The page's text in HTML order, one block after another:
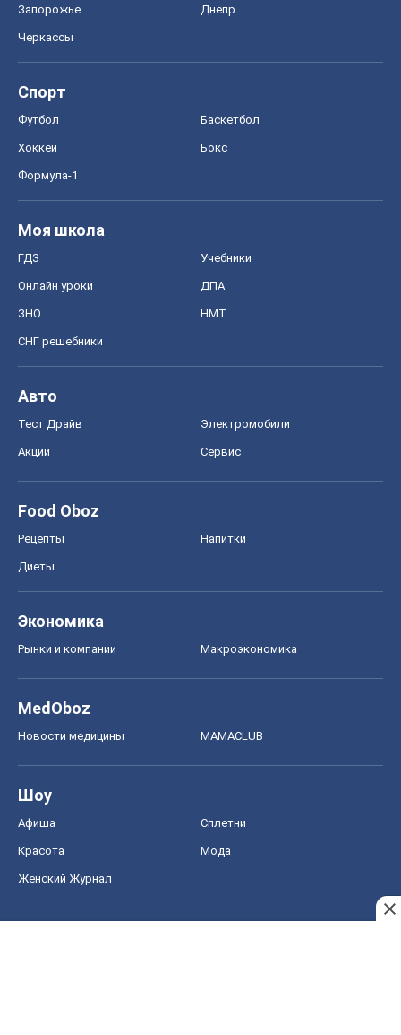
Запорожье Днепр
Черкассы
Спорт
Футбол Баскетбол
Хоккей Бокс
Формула-1
Моя школа
ГДЗ Учебники
Онлайн уроки ДПА
ЗНО НМТ
СНГ решебники
Авто
Тест Драйв Электромобили
Акции Сервис
Food Oboz
Рецепты Напитки
Диеты
Экономика
Рынки и компании Mакроэкономика
MedOboz
Новости медицины MAMACLUB
Шоу
Афиша Сплетни
Красота Мода
Женский Журнал